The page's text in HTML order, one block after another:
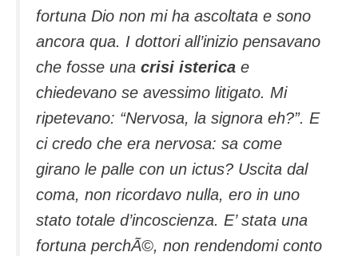
fortuna Dio non mi ha ascoltata e sono
ancora qua. I dottori all’inizio pensavano
che fosse una crisi isterica e
chiedevano se avessimo litigato. Mi
ripetevano: “Nervosa, la signora eh?”. E
ci credo che era nervosa: sa come
girano le palle con un ictus? Uscita dal
coma, non ricordavo nulla, ero in uno
stato totale d’incoscienza. E’ stata una
fortuna perchÃ©, non rendendomi conto